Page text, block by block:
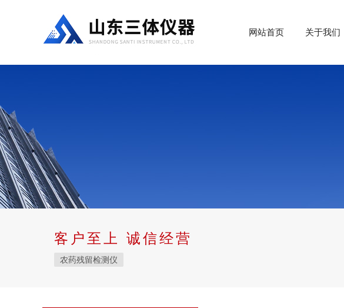
网站首页 关于我们
客户至上 诚信经营
农药残留检测仪